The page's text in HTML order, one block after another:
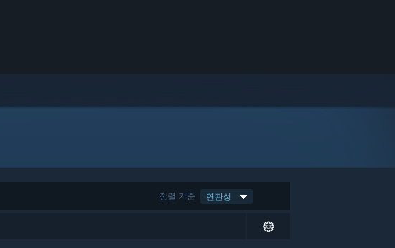
정렬 기준 연관성